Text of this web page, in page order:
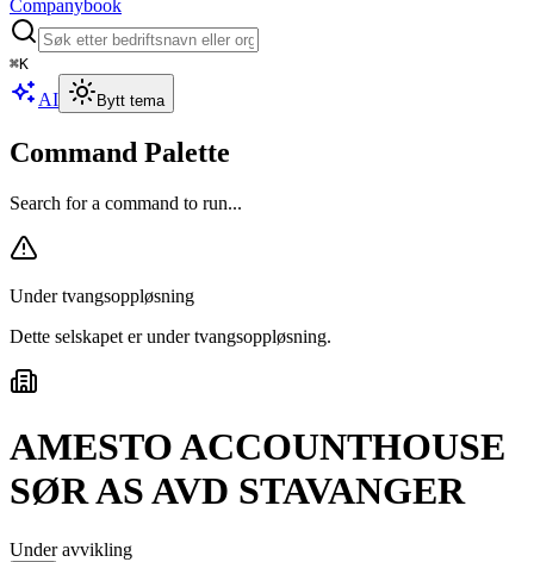
Companybook
⌘K
AI Bytt tema
Command Palette
Search for a command to run...
Under tvangsoppløsning
Dette selskapet er under tvangsoppløsning.
AMESTO ACCOUNTHOUSE
SØR AS AVD STAVANGER
Under avvikling